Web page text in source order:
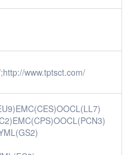
www.tptsct.com/